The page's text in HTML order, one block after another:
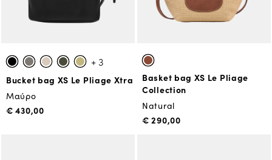
+ 3
Bucket bag XS Le Pliage Xtra
Μαύρο
€ 430,00
Basket bag XS Le Pliage
Collection
Natural
€ 290,00